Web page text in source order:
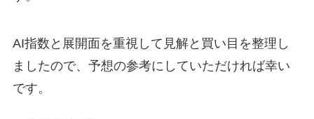
AI指数と展開面を重視して見解と買い目を整理し
ましたので、予想の参考にしていただければ幸い
です。